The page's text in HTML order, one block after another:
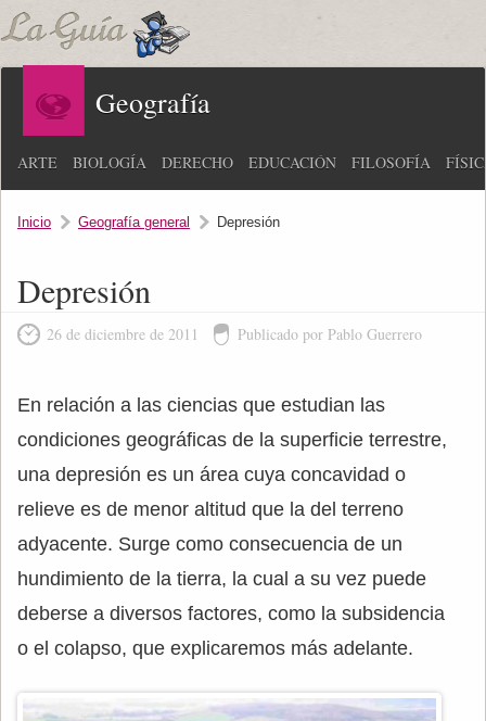
Geografía
ARTE BIOLOGÍA DERECHO EDUCACIÓN FILOSOFÍA
Inicio Geografía general Depresión
Depresión
26 de diciembre de 2011 Publicado por Pablo Guerrero
En relación a las ciencias que estudian las
condiciones geográficas de la superficie terrestre,
una depresión es un área cuya concavidad o
relieve es de menor altitud que la del terreno
adyacente. Surge como consecuencia de un
hundimiento de la tierra, la cual a su vez puede
deberse a diversos factores, como la subsidencia
o el colapso, que explicaremos más adelante.